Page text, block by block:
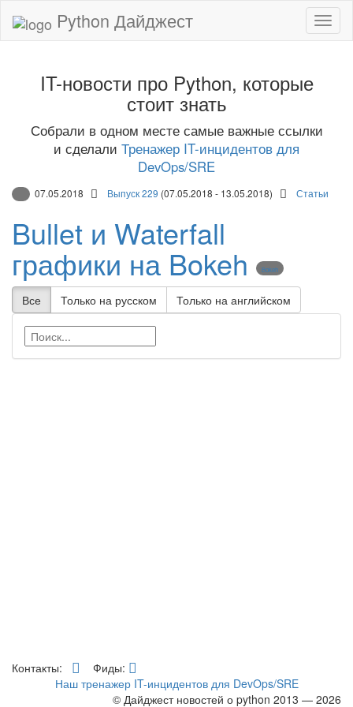
Python Дайджест
IT-новости про Python, которые
стоит знать
Собрали в одном месте самые важные ссылки
и сделали Тренажер IT-инцидентов для
DevOps/SRE
07.05.2018 Выпуск 229 (07.05.2018 - 13.05.2018) Статьи
Bullet и Waterfall
графики на Bokeh Bokeh
Все Только на русском Только на английском
Контакты:
Фиды:
Наш тренажер IT-инцидентов для DevOps/SRE
© Дайджест новостей о python 2013 — 2026